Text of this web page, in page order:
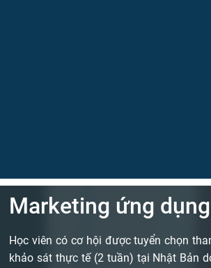
Marketing ứng dụng
Học viên có cơ hội được tuyển chọn
khảo sát thực tế (2 tuần) tại Nhật Bản